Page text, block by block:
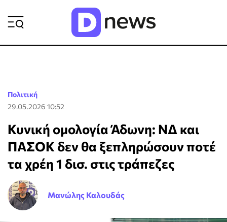
Πολιτική
29.05.2026 10:52
Κυνική ομολογία Άδωνη: ΝΔ και
ΠΑΣΟΚ δεν θα ξεπληρώσουν ποτέ
τα χρέη 1 δισ. στις τράπεζες
Μανώλης Καλουδάς